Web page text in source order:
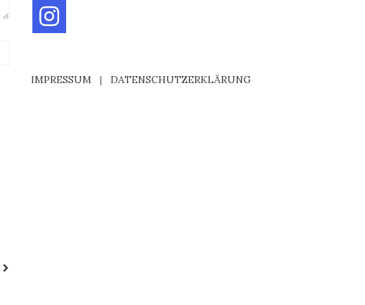
IMPRESSUM| DATENSCHUTZERKLÄRUNG